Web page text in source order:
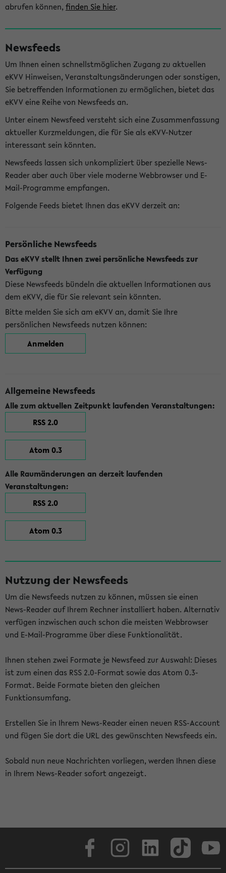
abrufen können, finden Sie hier.
Newsfeeds
Um Ihnen einen schnellstmöglichen Zugang zu aktuellen
eKVV Hinweisen, Veranstaltungsänderungen oder sonstigen,
Sie betreffenden Informationen zu ermöglichen, bietet das
eKVV eine Reihe von Newsfeeds an.
Unter einem Newsfeed versteht sich eine Zusammenfassung
aktueller Kurzmeldungen, die für Sie als eKVV-Nutzer
interessant sein könnten.
Newsfeeds lassen sich unkompliziert über spezielle News-
Reader aber auch über viele moderne Webbrowser und E-
Mail-Programme empfangen.
Folgende Feeds bietet Ihnen das eKVV derzeit an:
Persönliche Newsfeeds
Das eKVV stellt Ihnen zwei persönliche Newsfeeds zur
Verfügung
Diese Newsfeeds bündeln die aktuellen Informationen aus
dem eKVV, die für Sie relevant sein könnten.
Bitte melden Sie sich am eKVV an, damit Sie Ihre
persönlichen Newsfeeds nutzen können:
Anmelden
Allgemeine Newsfeeds
Alle zum aktuellen Zeitpunkt laufenden Veranstaltungen:
RSS 2.0
Atom 0.3
Alle Raumänderungen an derzeit laufenden
Veranstaltungen:
RSS 2.0
Atom 0.3
Nutzung der Newsfeeds
Um die Newsfeeds nutzen zu können, müssen sie einen
News-Reader auf Ihrem Rechner installiert haben. Alternativ
verfügen inzwischen auch schon die meisten Webbrowser
und E-Mail-Programme über diese Funktionalität.
Ihnen stehen zwei Formate je Newsfeed zur Auswahl: Dieses
ist zum einen das RSS 2.0-Format sowie das Atom 0.3-
Format. Beide Formate bieten den gleichen
Funktionsumfang.
Erstellen Sie in Ihrem News-Reader einen neuen RSS-Account
und fügen Sie dort die URL des gewünschten Newsfeeds ein.
Sobald nun neue Nachrichten vorliegen, werden Ihnen diese
in Ihrem News-Reader sofort angezeigt.